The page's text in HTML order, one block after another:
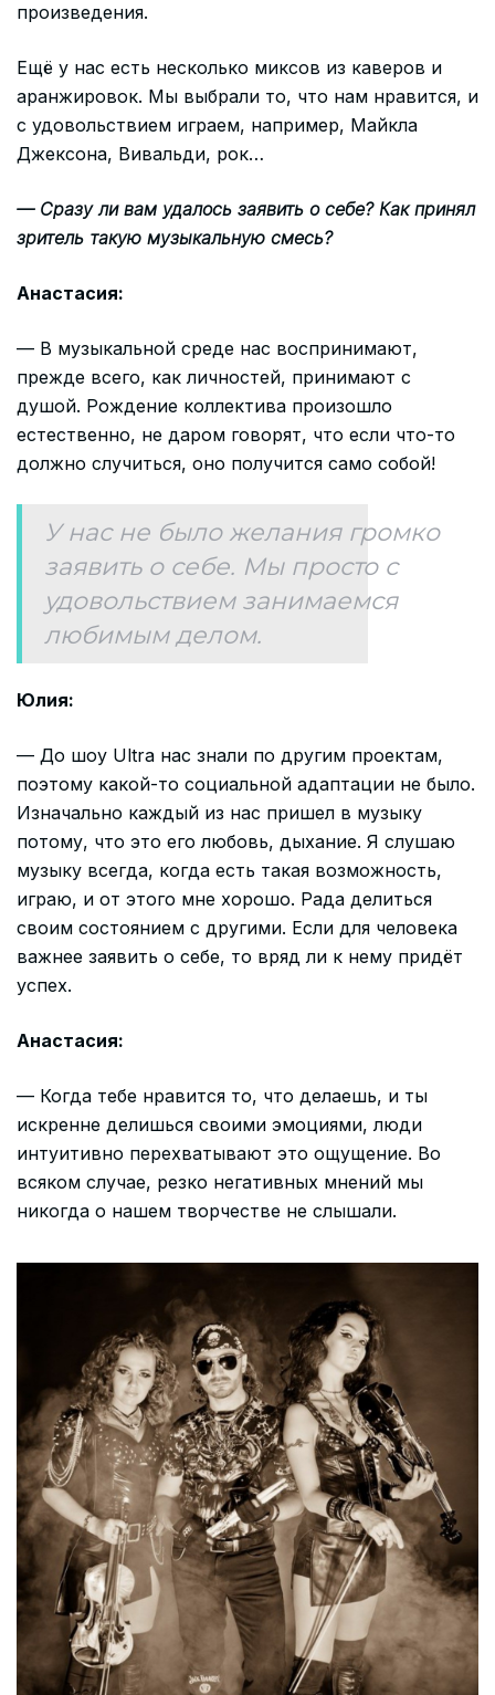
произведения.
Ещё у нас есть несколько миксов из каверов и
аранжировок. Мы выбрали то, что нам нравится, и
с удовольствием играем, например, Майкла
Джексона, Вивальди, рок…
— Сразу ли вам удалось заявить о себе? Как принял
зритель такую музыкальную смесь?
Анастасия:
— В музыкальной среде нас воспринимают,
прежде всего, как личностей, принимают с
душой. Рождение коллектива произошло
естественно, не даром говорят, что если что-то
должно случиться, оно получится само собой!
У нас не было желания громко
заявить о себе. Мы просто с
удовольствием занимаемся
любимым делом.
Юлия:
— До шоу Ultra нас знали по другим проектам,
поэтому какой-то социальной адаптации не было.
Изначально каждый из нас пришел в музыку
потому, что это его любовь, дыхание. Я слушаю
музыку всегда, когда есть такая возможность,
играю, и от этого мне хорошо. Рада делиться
своим состоянием с другими. Если для человека
важнее заявить о себе, то вряд ли к нему придёт
успех.
Анастасия:
— Когда тебе нравится то, что делаешь, и ты
искренне делишься своими эмоциями, люди
интуитивно перехватывают это ощущение. Во
всяком случае, резко негативных мнений мы
никогда о нашем творчестве не слышали.